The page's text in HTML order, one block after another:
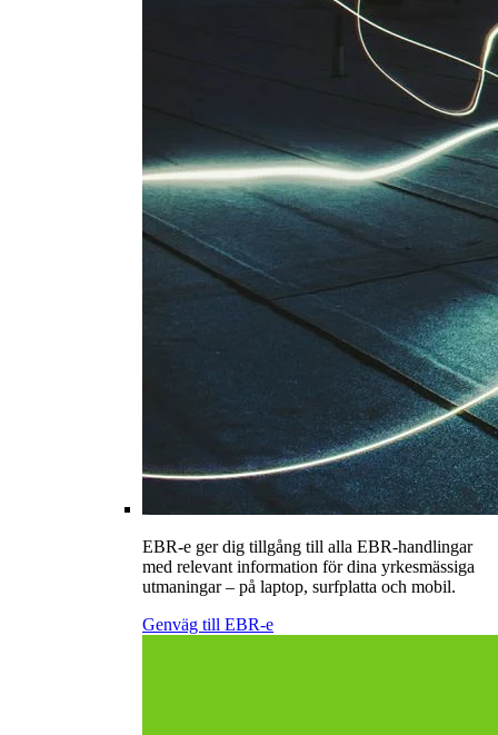
EBR-e ger dig tillgång till alla EBR-handlingar
med relevant information för dina yrkesmässiga
utmaningar – på laptop, surfplatta och mobil.
Genväg till EBR-e